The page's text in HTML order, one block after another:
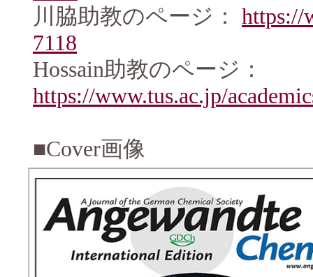
川脇助教のページ：https://
7118
Hossain助教のページ：
https://www.tus.ac.jp/
■Cover画像